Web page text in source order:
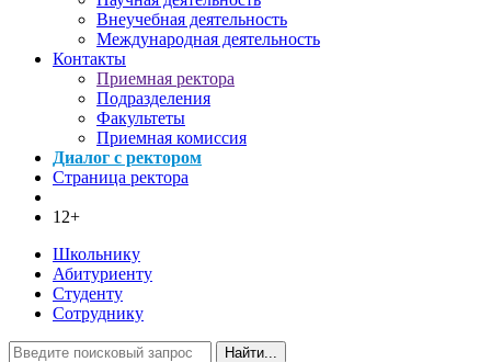
Внеучебная деятельность
Международная деятельность
Контакты
Приемная ректора
Подразделения
Факультеты
Приемная комиссия
Диалог с ректором
Страница ректора
12+
Школьнику
Абитуриенту
Студенту
Сотруднику
Найти...